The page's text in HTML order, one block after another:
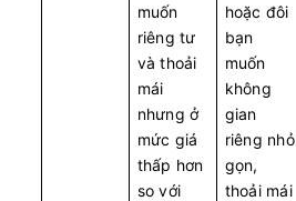
muốn
riêng tư
và thoải
mái
nhưng ở
mức giá
thấp hơn
so với
hoặc đôi
bạn
muốn
không
gian
riêng nhỏ
gọn,
thoải mái